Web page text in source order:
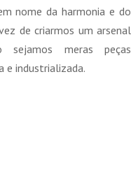
nome da harmonia e do
de criarmos um arsenal
sejamos meras peças
e industrializada.